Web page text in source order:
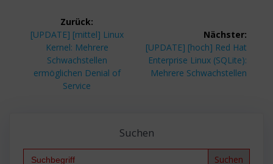
Beitragsnavigation
Zurück:
Vorheriger
Beitrag:
[UPDATE] [mittel] Linux
Kernel: Mehrere
Schwachstellen
ermöglichen Denial of
Service
Nächster:
Nächster
Beitrag:
[UPDATE] [hoch] Red Hat
Enterprise Linux (SQLite):
Mehrere Schwachstellen
Suchen
Search